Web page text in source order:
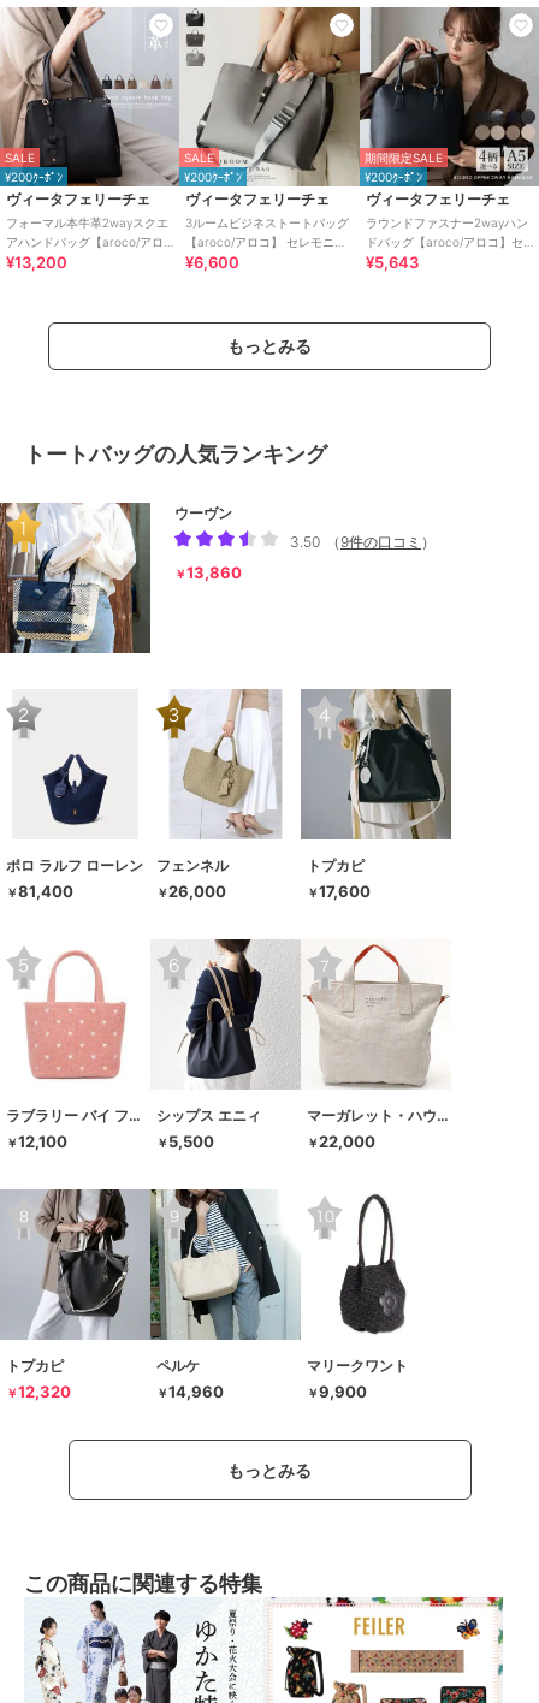
SALE
¥200ｸｰﾎﾟﾝ
ヴィータフェリーチェ
フォーマル本牛革2wayスクエ
アハンドバッグ【aroco/アロ
コ】セレモニー向け
¥13,200
SALE
¥200ｸｰﾎﾟﾝ
ヴィータフェリーチェ
3ルームビジネストートバッグ
【aroco/アロコ】 セレモニー
向け
¥6,600
期間限定SALE
¥200ｸｰﾎﾟﾝ
ヴィータフェリーチェ
ラウンドファスナー2wayハン
ドバッグ【aroco/アロコ】セ
レモニー向け
¥5,643
もっとみる
トートバッグの人気ランキング
ウーヴン
3.50
（ 9件の口コミ ）
￥13,860
ポロ ラルフ ローレン
￥81,400
フェンネル
￥26,000
トプカピ
￥17,600
ラブラリー バイ フェイラー
￥12,100
シップス エニィ
￥ 5,500
マーガレット・ハウエル アイデア
￥22,000
トプカピ
￥12,320
ペルケ
￥14,960
マリークワント
￥9,900
もっとみる
この商品に関連する特集